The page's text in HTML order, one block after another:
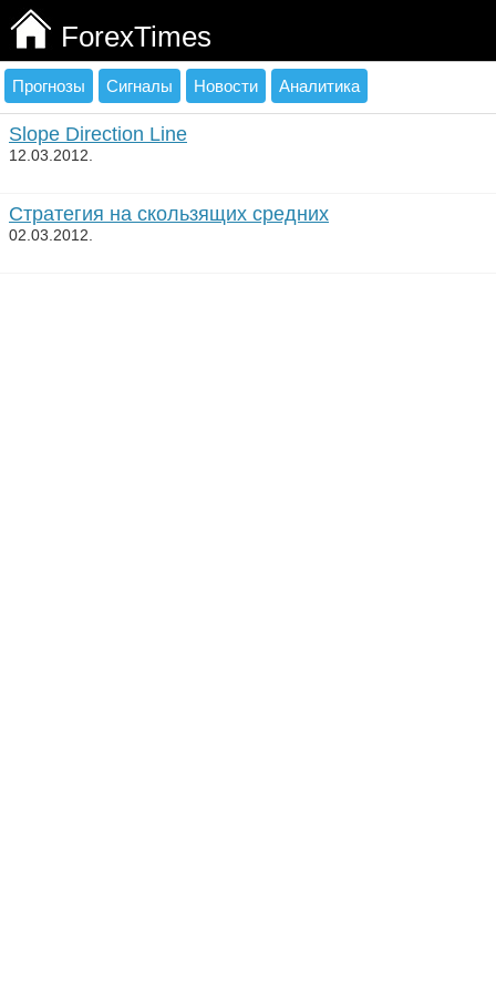
ForexTimes
Прогнозы Сигналы Новости Аналитика
Slope Direction Line
12.03.2012.
Стратегия на скользящих средних
02.03.2012.